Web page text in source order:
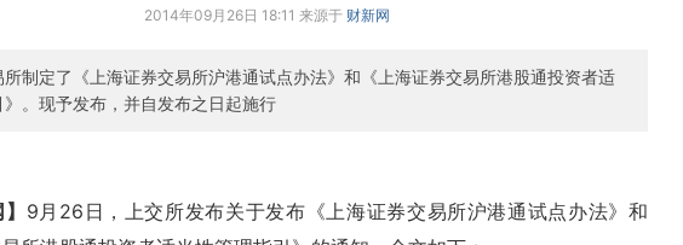
2014年09月26日 18:11 来源于 财新网
所制定了《上海证券交易所沪港通试点办法》和《上海证券交易所港股通投资者适
》。现予发布，并自发布之日起施行
9月26日，上交所发布关于发布《上海证券交易所沪港通试点办法》和